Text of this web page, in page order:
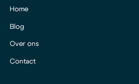
Home
Blog
Over ons
Contact